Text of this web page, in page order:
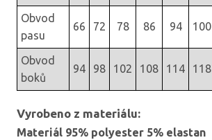
Obvod
pasu
66 72 78 86 94 100
Obvod
boků
94 98 102 108 114 118
Vyrobeno z materiálu:
Materiál 95% polyester 5% elastan